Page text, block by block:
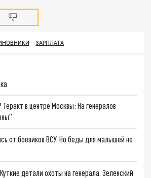
ЗАРПЛАТА
в центре Москвы: На генералов
от боевиков ВСУ. Но беды для малышей не
детали охоты на генерала. Зеленский